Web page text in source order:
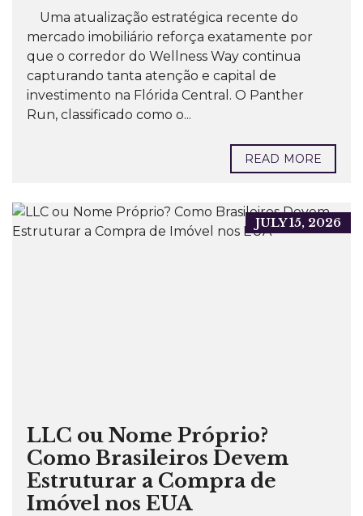
Uma atualização estratégica recente do
mercado imobiliário reforça exatamente por
que o corredor do Wellness Way continua
capturando tanta atenção e capital de
investimento na Flórida Central. O Panther
Run, classificado como o...
READ MORE
JULY 15, 2026
LLC ou Nome Próprio?
Como Brasileiros Devem
Estruturar a Compra de
Imóvel nos EUA